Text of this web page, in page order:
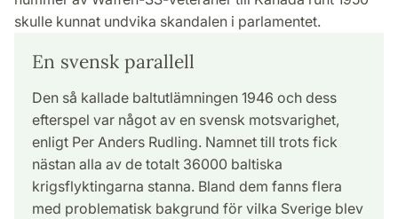
skulle kunnat undvika skandalen i parlamentet.
En svensk parallell
Den så kallade baltutlämningen 1946 och dess
efterspel var något av en svensk motsvarighet,
enligt Per Anders Rudling. Namnet till trots fick
nästan alla av de totalt 36000 baltiska
krigsflyktingarna stanna. Bland dem fanns flera
med problematisk bakgrund för vilka Sverige blev